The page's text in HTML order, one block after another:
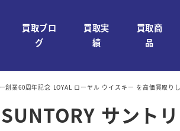
買取ブロ
グ
買取実
績
買取商
品
創業60周年記念 LOYAL ローヤル ウイスキー を高価買取
サント